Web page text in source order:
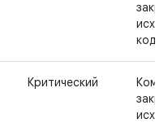
Критический